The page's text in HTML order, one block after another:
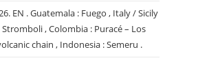
EN . Guatemala : Fuego , Italy / Sicily
Stromboli , Colombia : Puracé – Los
chain , Indonesia : Semeru .